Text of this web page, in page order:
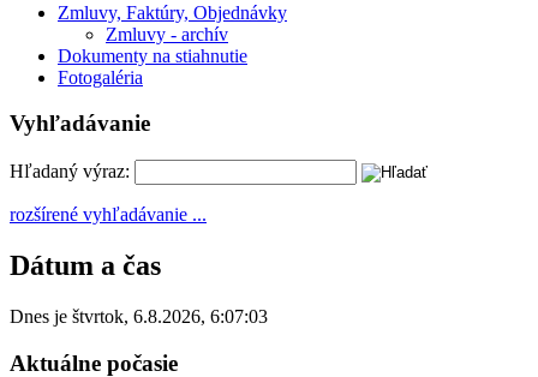
Zmluvy, Faktúry, Objednávky
Zmluvy - archív
Dokumenty na stiahnutie
Fotogaléria
Vyhľadávanie
Hľadaný výraz:
rozšírené vyhľadávanie ...
Dátum a čas
Dnes je štvrtok, 6.8.2026, 6:07:03
Aktuálne počasie